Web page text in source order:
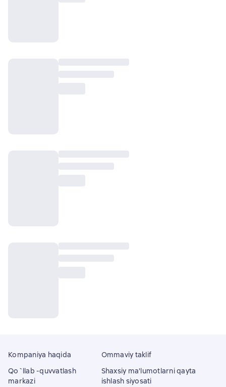
Kompaniya haqida
Qo`llab -quvvatlash
markazi
Ommaviy taklif
Shaxsiy ma'lumotlarni qayta
ishlash siyosati